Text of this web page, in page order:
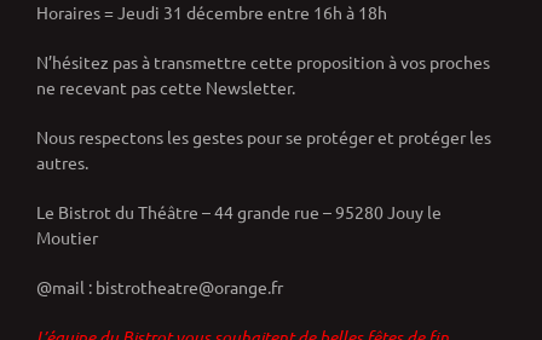
Horaires = Jeudi 31 décembre entre 16h à 18h
N’hésitez pas à transmettre cette proposition à vos proches
ne recevant pas cette Newsletter.
Nous respectons les gestes pour se protéger et protéger les
autres.
Le Bistrot du Théâtre – 44 grande rue – 95280 Jouy le
Moutier
@mail : bistrotheatre@orange.fr